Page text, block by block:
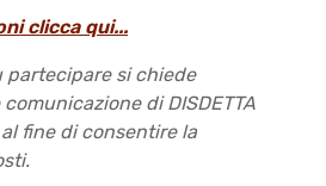
clicca qui...
partecipare si chiede
di DISDETTA
fine di consentire la